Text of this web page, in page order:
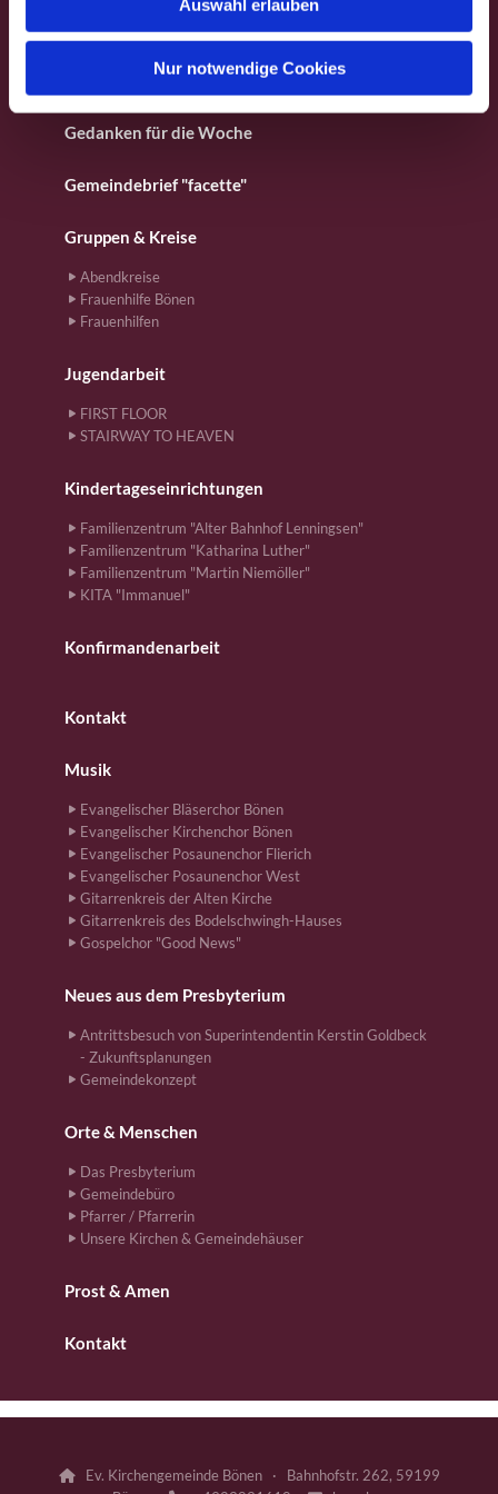
Auswahl erlauben
Nur notwendige Cookies
Für Kinder
Gedanken für die Woche
Gemeindebrief "facette"
Gruppen & Kreise
Abendkreise
Frauenhilfe Bönen
Frauenhilfen
Jugendarbeit
FIRST FLOOR
STAIRWAY TO HEAVEN
Kindertageseinrichtungen
Familienzentrum "Alter Bahnhof Lenningsen"
Familienzentrum "Katharina Luther"
Familienzentrum "Martin Niemöller"
KITA "Immanuel"
Konfirmandenarbeit
Kontakt
Musik
Evangelischer Bläserchor Bönen
Evangelischer Kirchenchor Bönen
Evangelischer Posaunenchor Flierich
Evangelischer Posaunenchor West
Gitarrenkreis der Alten Kirche
Gitarrenkreis des Bodelschwingh-Hauses
Gospelchor "Good News"
Neues aus dem Presbyterium
Antrittsbesuch von Superintendentin Kerstin Goldbeck
- Zukunftsplanungen
Gemeindekonzept
Orte & Menschen
Das Presbyterium
Gemeindebüro
Pfarrer / Pfarrerin
Unsere Kirchen & Gemeindehäuser
Prost & Amen
Kontakt
Ev. Kirchengemeinde Bönen · Bahnhofstr. 262, 59199